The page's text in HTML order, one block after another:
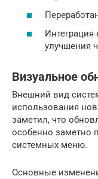
улучшения
Визуальное
Внешний вид
использования
заметил, что
особенно заметно
системных меню.
Основные